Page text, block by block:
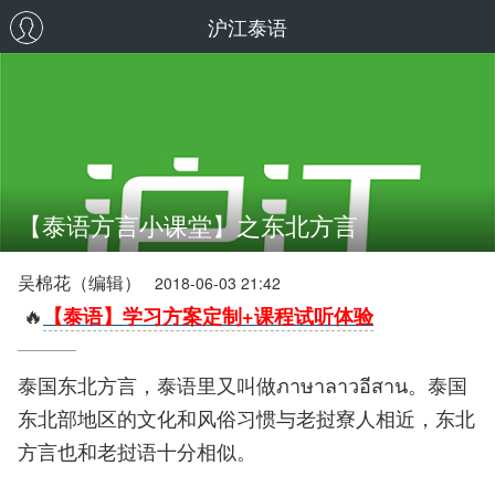
沪江泰语
【泰语方言小课堂】之东北方言
吴棉花（编辑） 2018-06-03 21:42
🔥 【泰语】学习方案定制+课程试听体验
泰国东北方言，泰语里又叫做ภาษาลาวอีสาน。泰国
东北部地区的文化和风俗习惯与老挝寮人相近，东北
方言也和老挝语十分相似。